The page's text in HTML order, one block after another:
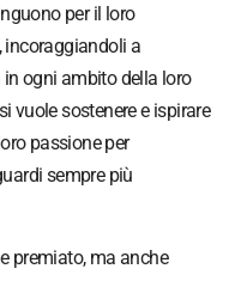
per il loro
incoraggiandoli a
in ogni ambito della loro
vuole sostenere e ispirare
passione per
sempre più
premiato, ma anche